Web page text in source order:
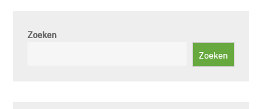
Zoeken
Zoeken